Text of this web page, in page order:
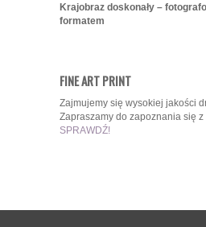
Krajobraz doskonały –
formatem
FINE ART PRINT
Zajmujemy się wysokiej jakości
Zapraszamy do zapoznania się z
SPRAWDŹ!